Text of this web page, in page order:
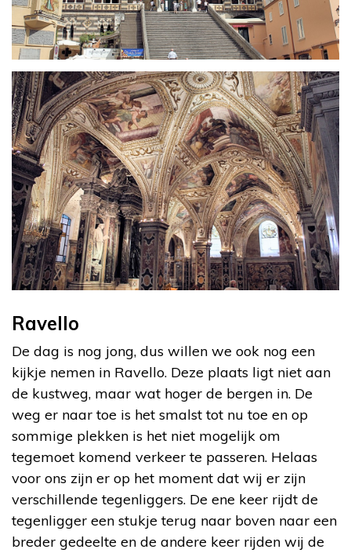
Ravello
De dag is nog jong, dus willen we ook nog een
kijkje nemen in Ravello. Deze plaats ligt niet aan
de kustweg, maar wat hoger de bergen in. De
weg er naar toe is het smalst tot nu toe en op
sommige plekken is het niet mogelijk om
tegemoet komend verkeer te passeren. Helaas
voor ons zijn er op het moment dat wij er zijn
verschillende tegenliggers. De ene keer rijdt de
tegenligger een stukje terug naar boven naar een
breder gedeelte en de andere keer rijden wij de